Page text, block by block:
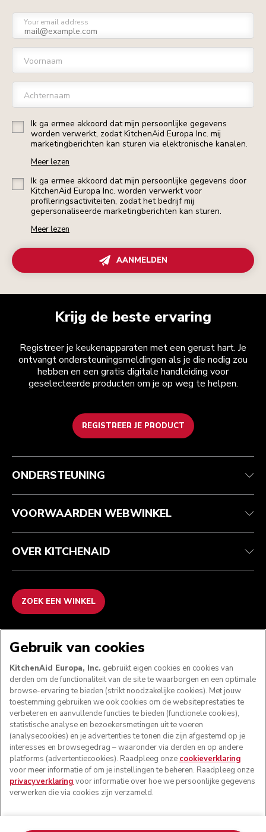
Your email address
Voornaam
Achternaam
Ik ga ermee akkoord dat mijn persoonlijke gegevens
worden verwerkt, zodat KitchenAid Europa Inc. mij
marketingberichten kan sturen via elektronische kanalen.
Meer lezen
Ik ga ermee akkoord dat mijn persoonlijke gegevens door
KitchenAid Europa Inc. worden verwerkt voor
profileringsactiviteiten, zodat het bedrijf mij
gepersonaliseerde marketingberichten kan sturen.
Meer lezen
AANMELDEN
Krijg de beste ervaring
Registreer je keukenapparaten met een gerust hart. Je
ontvangt ondersteuningsmeldingen als je die nodig zou
hebben en een gratis digitale handleiding voor
geselecteerde producten om je op weg te helpen.
REGISTREER JE PRODUCT
Health check
Je bestelling volgen
Garantie en documenten
Recupel
Algemene voorwaarden
Retournering en terugbetaling
Imprint
ODR
Het merk
Zoek een winkel
ONDERSTEUNING
VOORWAARDEN WEBWINKEL
OVER KITCHENAID
ZOEK EEN WINKEL
VOLG ONS
Gebruik van cookies
KitchenAid Europa, Inc. gebruikt eigen cookies en cookies van
derden om de functionaliteit van de site te waarborgen en een optimale
browse-ervaring te bieden (strikt noodzakelijke cookies). Met jouw
toestemming gebruiken we ook cookies om de websiteprestaties te
verbeteren en aanvullende functies te bieden (functionele cookies),
statistische analyse en bezoekersmetingen uit te voeren
(analysecookies) en je advertenties te tonen die zijn afgestemd op je
interesses en browsegedrag – waaronder via derden en op andere
platforms (advertentiecookies). Raadpleeg onze cookieverklaring
voor meer informatie of om je instellingen te beheren. Raadpleeg onze
privacyverklaring voor informatie over hoe we persoonlijke gegevens
verwerken die via cookies zijn verzameld.